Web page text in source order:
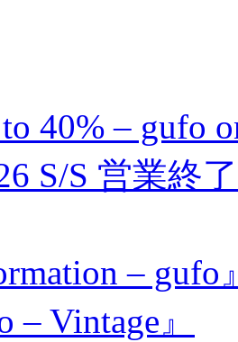
to 40% – gufo
S/S 営業終
– gufo
– Vintage』